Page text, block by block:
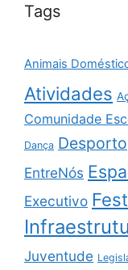
Tags
Animais
Atividades
Comunidade
Dança Desporto
EntreNós
Executivo
Juventude